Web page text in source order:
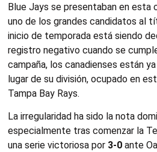
Blue Jays se presentaban en esta
uno de los grandes candidatos al
inicio de temporada está siendo
registro negativo cuando se
campaña, los canadienses están
lugar de su división, ocupado en
Tampa Bay Rays.
La irregularidad ha sido la nota
especialmente tras comenzar la
una serie victoriosa por 3-0 ante